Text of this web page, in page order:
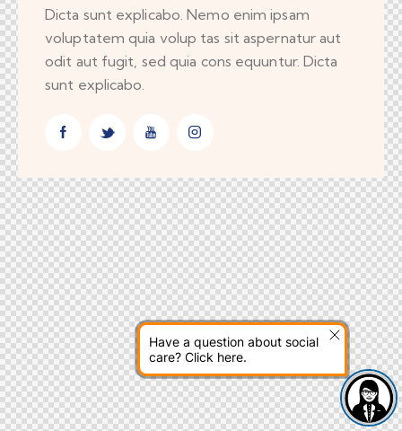
Have a question about social
care? Click here.
Dicta sunt explicabo. Nemo enim ipsam
voluptatem quia volup tas sit aspernatur aut
odit aut fugit, sed quia cons equuntur. Dicta
sunt explicabo.